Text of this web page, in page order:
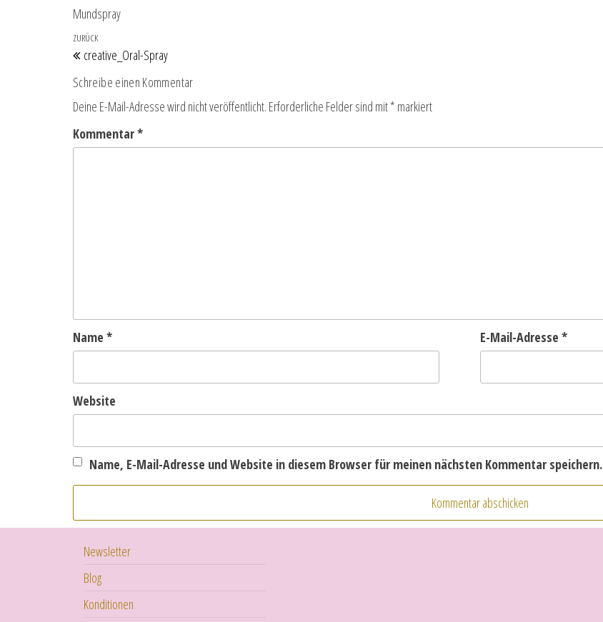
Mundspray
Beitragsnavigation
Vorheriger Beitrag
ZURÜCK
creative_Oral-Spray
Schreibe einen Kommentar
Deine E-Mail-Adresse wird nicht veröffentlicht. Erforderliche Felder sind mit* markiert
Kommentar*
Name * E-Mail-Adresse *
Website
Name, E-Mail-Adresse und Website in diesem Browser für meinen nächsten Kommentar speichern.
Newsletter
Blog
Konditionen